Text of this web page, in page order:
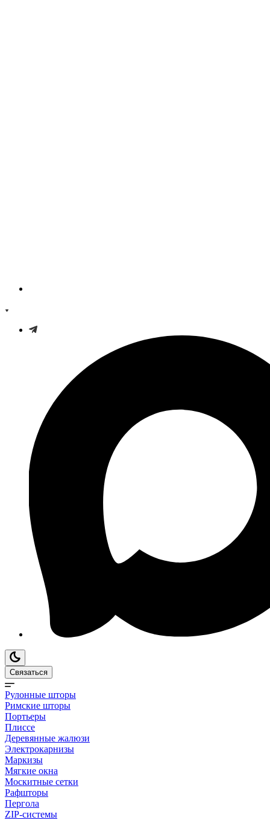
Связаться
Рулонные шторы
Римские шторы
Портьеры
Плиссе
Деревянные жалюзи
Электрокарнизы
Маркизы
Мягкие окна
Москитные сетки
Рафшторы
Пергола
ZIP-системы